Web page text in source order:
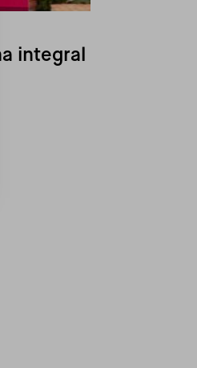
integral